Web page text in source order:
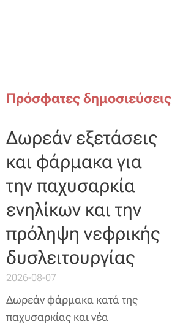
Πρόσφατες δημοσιεύσεις
Δωρεάν εξετάσεις
και φάρμακα για
την παχυσαρκία
ενηλίκων και την
πρόληψη νεφρικής
δυσλειτουργίας
2026-08-07
Δωρεάν φάρμακα κατά της
παχυσαρκίας και νέα